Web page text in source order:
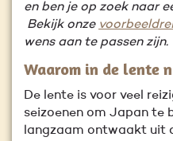
en ben je op zoek naar
Bekijk onze
wens aan te passen zijn.
Waarom in de lente
De lente is voor veel
seizoenen om Japan te
langzaam ontwaakt uit